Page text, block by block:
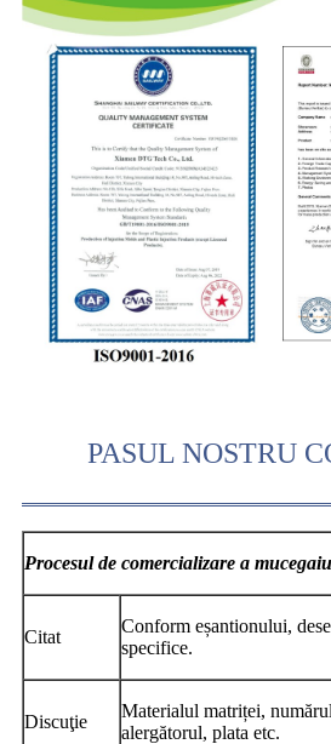
PASUL NOSTRU
Procesul de comercializare a
Citat
Conform eșantionului,
specifice.
Discuţie
Materialul matriței,
alergătorul, plata etc.